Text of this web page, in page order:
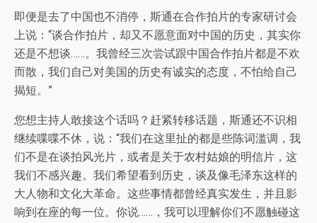
即便是去了中国也不消停，斯通在合作拍片的专家研讨会
上说：“谈合作拍片，却又不愿意面对中国的历史，其实你
还是不想谈……。我曾经三次尝试跟中国合作拍片都是不欢
而散，我们自己对美国的历史有诚实的态度，不怕给自己
揭短。”
您想主持人敢接这个话吗？赶紧转移话题，斯通还不识相
继续喋喋不休，说：“我们在这里扯的都是些陈词滥调，我
们不是在谈拍风光片，或者是关于农村姑娘的明信片，这
我们不感兴趣。我们希望看到历史，谈及像毛泽东这样的
大人物和文化大革命。这些事情都曾经真实发生，并且影
响到在座的每一位。你说……，我可以理解你们不愿触碰这